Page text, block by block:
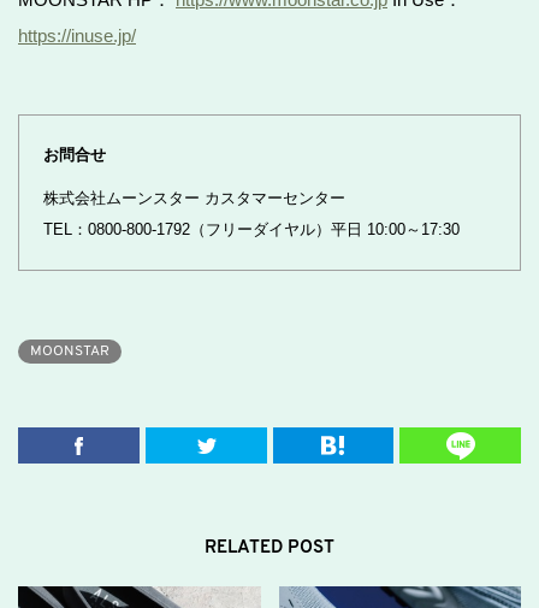
https://inuse.jp/
お問合せ
株式会社ムーンスター カスタマーセンター
TEL：0800-800-1792（フリーダイヤル）平日 10:00～17:30
MOONSTAR
RELATED POST